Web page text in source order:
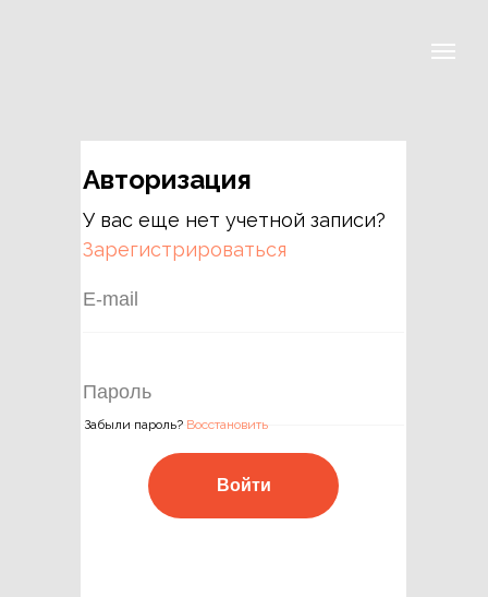
Войти
Авторизация
У вас еще нет учетной записи?
Зарегистрироваться
Забыли пароль? Восстановить